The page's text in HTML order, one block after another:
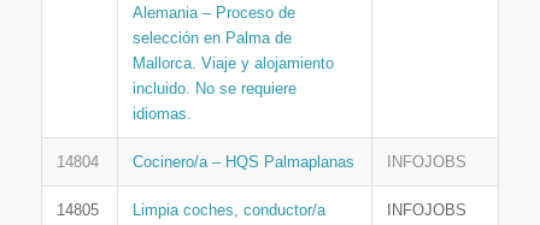
Alemania – Proceso de
selección en Palma de
Mallorca. Viaje y alojamiento
incluido. No se requiere
idiomas.
14804 Cocinero/a – HQS Palmaplanas INFOJOBS
14805
Limpia coches, conductor/a
INFOJOBS